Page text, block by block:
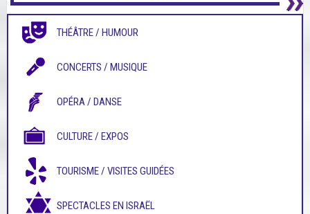
THÉÂTRE / HUMOUR
CONCERTS / MUSIQUE
OPÉRA / DANSE
CULTURE / EXPOS
TOURISME / VISITES GUIDÉES
SPECTACLES EN ISRAËL